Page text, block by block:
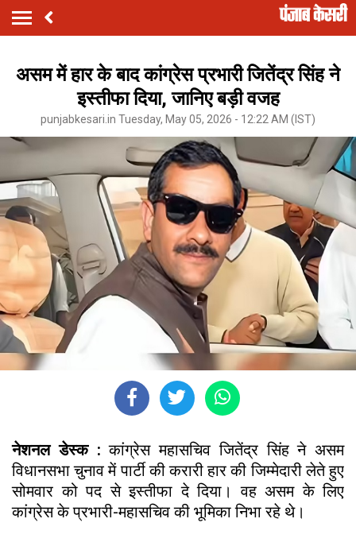
असम में हार के बाद कांग्रेस प्रभारी जितेंद्र सिंह ने
इस्तीफा दिया, जानिए बड़ी वजह
punjabkesari.in Tuesday, May 05, 2026 - 12:22 AM (IST)
नेशनल डेस्क : कांग्रेस महासचिव जितेंद्र सिंह ने असम
विधानसभा चुनाव में पार्टी की करारी हार की जिम्मेदारी लेते हुए
सोमवार को पद से इस्तीफा दे दिया। वह असम के लिए
कांग्रेस के प्रभारी-महासचिव की भूमिका निभा रहे थे।